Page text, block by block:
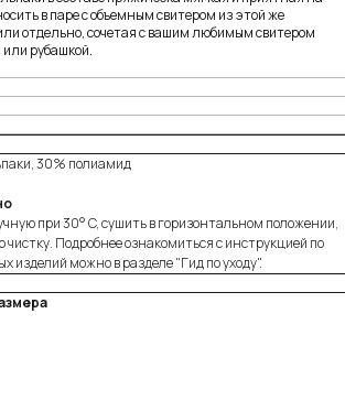
в паре с объемным свитером из этой же
отдельно, сочетая с вашим любимым свитером
рубашкой.
30% полиамид
при 30° C, сушить в горизонтальном положении,
чистку. Подробнее ознакомиться с инструкцией по
изделий можно в разделе "Гид по уходу".